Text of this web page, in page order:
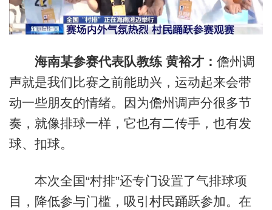
海南某参赛代表队教练 黄裕才： 儋州调
声就是我们比赛之前能助兴，运动起来会带
动一些朋友的情绪。因为儋州调声分很多节
奏，就像排球一样，它也有二传手，也有发
球、扣球。
本次全国“村排”还专门设置了气排球项
目，降低参与门槛，吸引村民踊跃参加。在